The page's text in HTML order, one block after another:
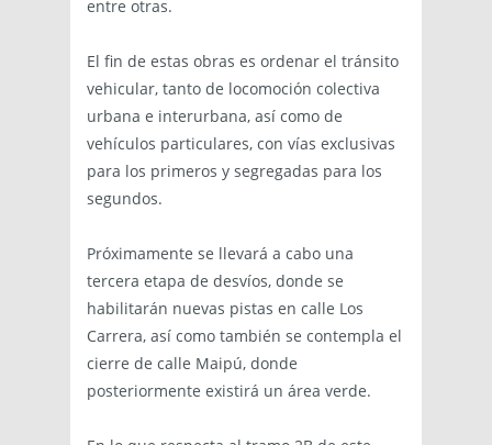
entre otras.
El fin de estas obras es ordenar el tránsito
vehicular, tanto de locomoción colectiva
urbana e interurbana, así como de
vehículos particulares, con vías exclusivas
para los primeros y segregadas para los
segundos.
Próximamente se llevará a cabo una
tercera etapa de desvíos, donde se
habilitarán nuevas pistas en calle Los
Carrera, así como también se contempla el
cierre de calle Maipú, donde
posteriormente existirá un área verde.